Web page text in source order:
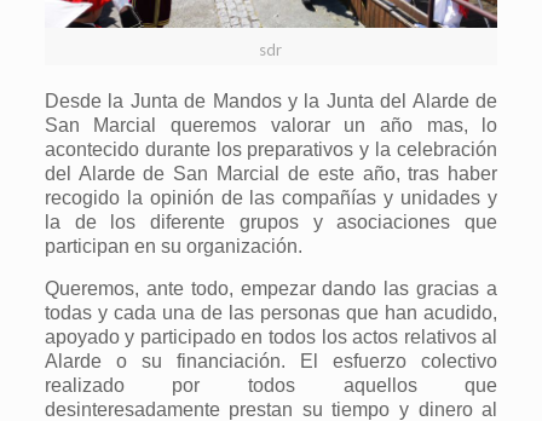
sdr
Desde la Junta de Mandos y la Junta del Alarde de
San Marcial queremos valorar un año mas, lo
acontecido durante los preparativos y la celebración
del Alarde de San Marcial de este año, tras haber
recogido la opinión de las compañías y unidades y
la de los diferente grupos y asociaciones que
participan en su organización.
Queremos, ante todo, empezar dando las gracias a
todas y cada una de las personas que han acudido,
apoyado y participado en todos los actos relativos al
Alarde o su financiación. El esfuerzo colectivo
realizado por todos aquellos que
desinteresadamente prestan su tiempo y dinero al